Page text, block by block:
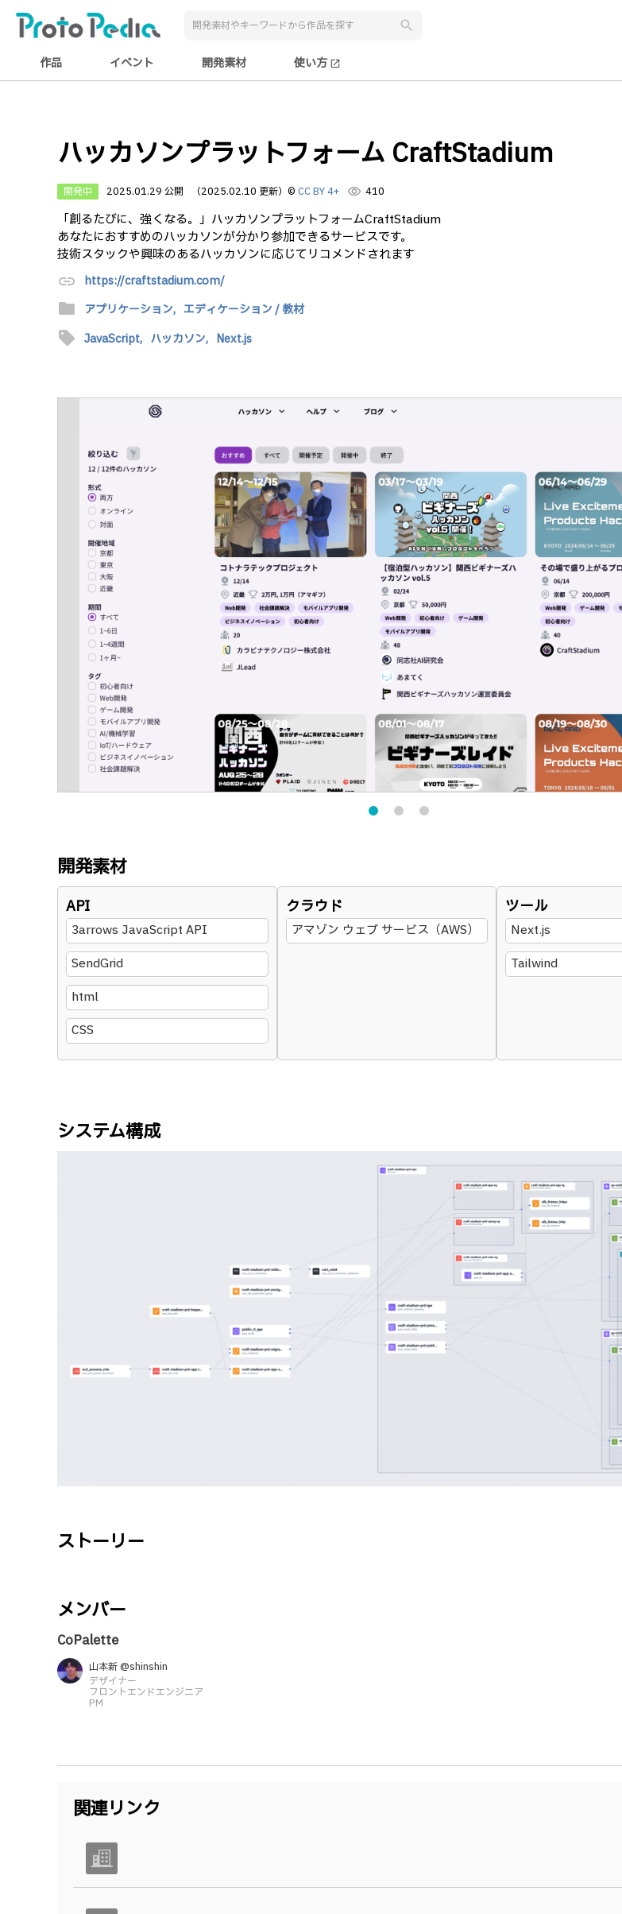
search
作品 イベント 開発素材 使い方 open_in_new
ハッカソンプラットフォーム CraftStadium
開発中 2025.01.29 公開 （2025.02.10 更新） © CC BY 4+ visibility 410
「創るたびに、強くなる。」ハッカソンプラットフォームCraftStadium
あなたにおすすめのハッカソンが分かり参加できるサービスです。
技術スタックや興味のあるハッカソンに応じてリコメンドされます
link https://craftstadium.com/
folder アプリケーション, エディケーション / 教材
sell JavaScript, ハッカソン, Next.js
開発素材
API
3arrows JavaScript API
SendGrid
html
CSS
クラウド
アマゾン ウェブ サービス（AWS）
ツール
Next.js
Tailwind
システム構成
ストーリー
メンバー
CoPalette
山本新 @shinshin
デザイナー
フロントエンドエンジニア
PM
関連リンク